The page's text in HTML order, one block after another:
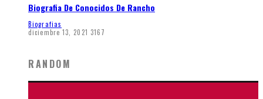
Biografia De Conocidos De Rancho
Biografias
diciembre 13, 2021 3167
RANDOM